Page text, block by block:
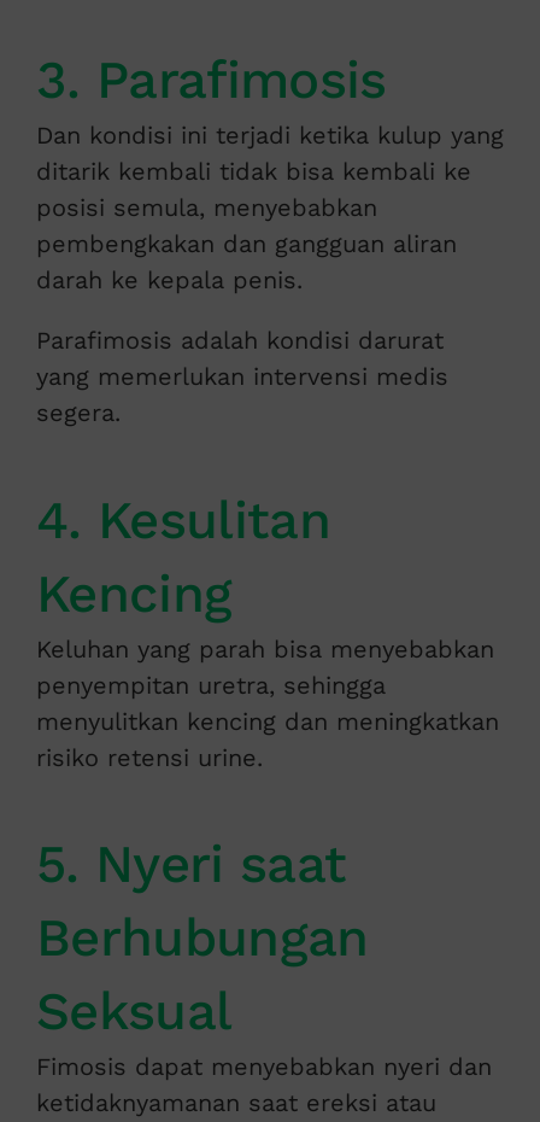
3. Parafimosis
Dan kondisi ini terjadi ketika kulup yang
ditarik kembali tidak bisa kembali ke
posisi semula, menyebabkan
pembengkakan dan gangguan aliran
darah ke kepala penis.
Parafimosis adalah kondisi darurat
yang memerlukan intervensi medis
segera.
4. Kesulitan
Kencing
Keluhan yang parah bisa menyebabkan
penyempitan uretra, sehingga
menyulitkan kencing dan meningkatkan
risiko retensi urine.
5. Nyeri saat
Berhubungan
Seksual
Fimosis dapat menyebabkan nyeri dan
ketidaknyamanan saat ereksi atau